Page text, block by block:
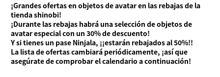
¡Grandes ofertas en objetos de avatar en las rebajas de la
tienda shinobi!
¡Durante las rebajas habrá una selección de objetos de
avatar especial con un 30% de descuento!
Y si tienes un pase Ninjala, ¡¡estarán rebajados al 50%!!
La lista de ofertas cambiará periódicamente, ¡así que
asegúrate de comprobar el calendario a continuación!